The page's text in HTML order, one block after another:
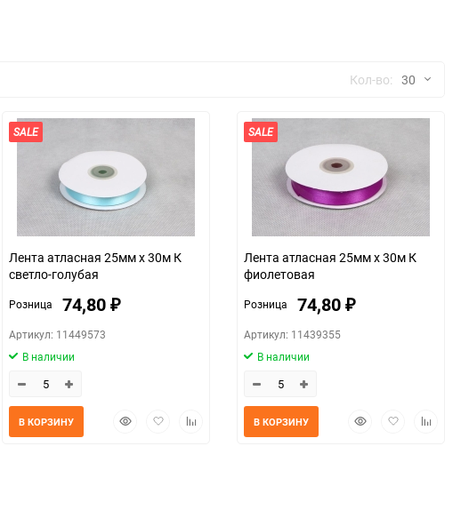
Кол-во: 30
90
150
SALE
Лента атласная 25мм х 30м К
светло-голубая
Розница 74,80 ₽
Артикул: 11449573
В наличии
БыстрыйДобавитьДобавить
В КОРЗИНУ
SALE
Лента атласная 25мм х 30м К
фиолетовая
Розница 74,80 ₽
Артикул: 11439355
В наличии
БыстрыйДобавить
В КОРЗИНУ